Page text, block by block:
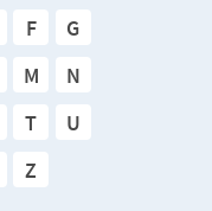
F
G
M
N
T
U
Z